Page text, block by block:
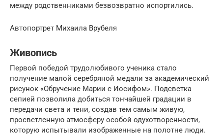
между родственниками безвозвратно испортились.
Автопортрет Михаила Врубеля
Живопись
Первой победой трудолюбивого ученика стало
получение малой серебряной медали за академический
рисунок «Обручение Марии с Иосифом». Подсветка
сепией позволила добиться тончайшей градации в
передачи света и тени, создав тем самым живую,
просветленную атмосферу особой одухотворенности,
которую испытывали изображенные на полотне люди.